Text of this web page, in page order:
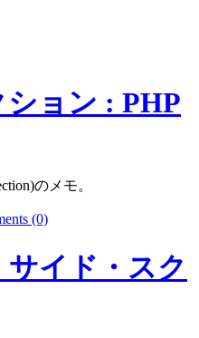
ョン : PHP
のメモ。
(0)
イド・スク